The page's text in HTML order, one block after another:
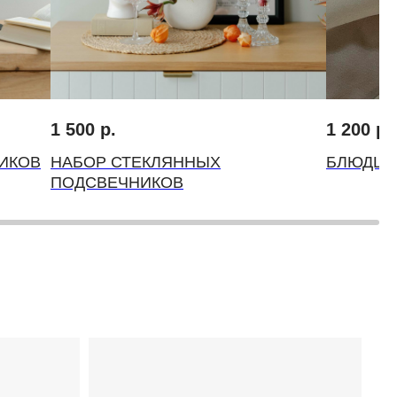
1 500 р.
НАБОР СТЕКЛЯННЫХ
ПОДСВЕЧНИКОВ
1 200 р.
БЛЮДЦЕ